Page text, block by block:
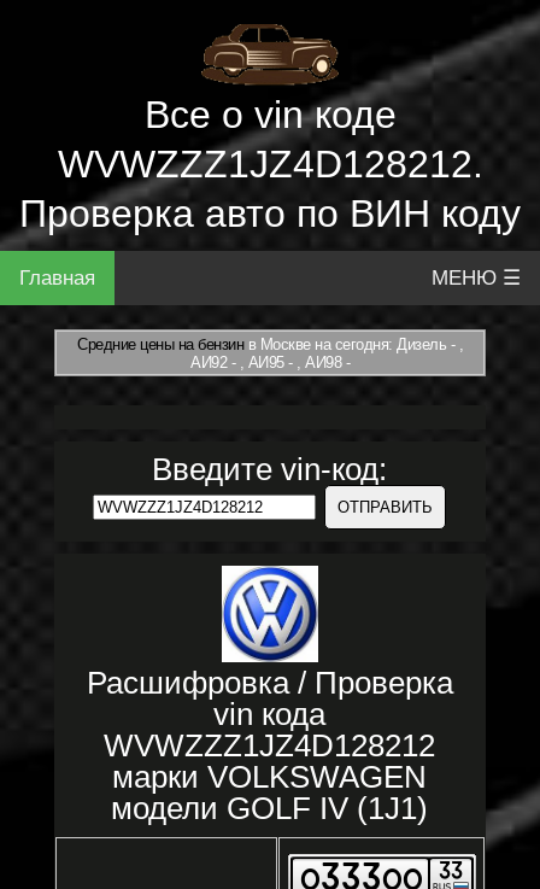
Все о vin коде
WVWZZZ1JZ4D128212.
Проверка авто по ВИН коду
Главная МЕНЮ ☰
Средние цены на бензинв Москве на сегодня: Дизель - ,
АИ92 - , АИ95 - , АИ98 -
Введите vin-код:
Расшифровка / Проверка
vin кода
WVWZZZ1JZ4D128212
марки VOLKSWAGEN
модели GOLF IV (1J1)